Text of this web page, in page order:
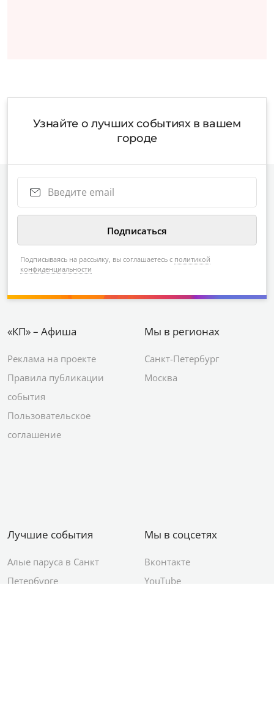
Узнайте о лучших событиях в вашем
городе
Подписываясь на рассылку, вы соглашаетесь с политикой
конфиденциальности
«КП» – Афиша
Реклама на проекте
Правила публикации
события
Пользовательское
соглашение
Мы в регионах
Санкт-Петербург
Москва
Лучшие события
Алые паруса в Санкт
Петербурге
Мы в соцсетях
Вконтакте
YouTube